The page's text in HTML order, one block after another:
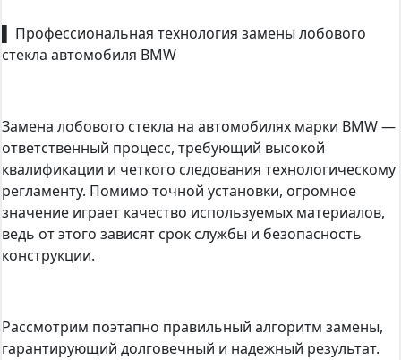
▌ Профессиональная технология замены лобового
стекла автомобиля BMW
Замена лобового стекла на автомобилях марки BMW —
ответственный процесс, требующий высокой
квалификации и четкого следования технологическому
регламенту. Помимо точной установки, огромное
значение играет качество используемых материалов,
ведь от этого зависят срок службы и безопасность
конструкции.
Рассмотрим поэтапно правильный алгоритм замены,
гарантирующий долговечный и надежный результат.